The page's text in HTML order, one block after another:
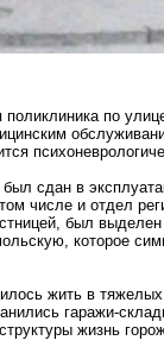
по
сдан в
числе и отдел
был
которое
жить в
гаражи-
жизнь